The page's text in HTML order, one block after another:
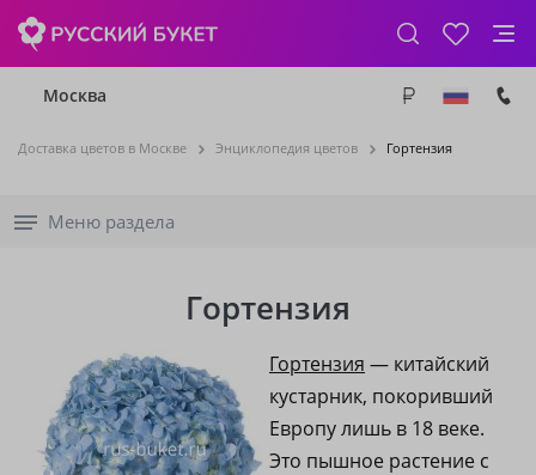
Москва
Доставка цветов в Москве Энциклопедия цветов Гортензия
Меню раздела
Гортензия
Гортензия — китайский
кустарник, покоривший
Европу лишь в 18 веке.
Это пышное растение с